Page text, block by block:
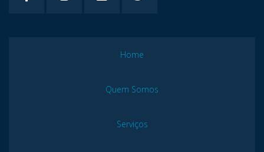
Home
Quem Somos
Serviços